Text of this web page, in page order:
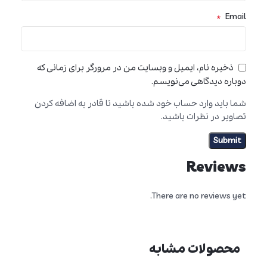
Reviews
There are no reviews yet.
Email
*
ذخیره نام، ایمیل و وبسایت من در مرورگر برای زمانی که
دوباره دیدگاهی می‌نویسم.
شما باید وارد حساب خود شده باشید تا قادر به اضافه کردن
تصاویر در نظرات باشید.
محصولات مشابه